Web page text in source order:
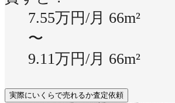
7.55万円/月 66m²
〜
9.11万円/月 66m²
実際にいくらで売れるか査定依頼